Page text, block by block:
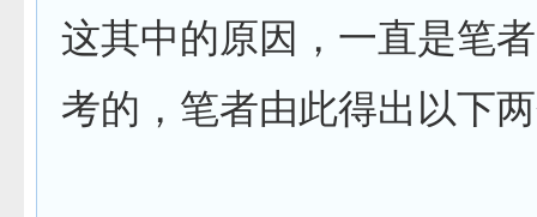
这其中的原因，一直是笔
考的，笔者由此得出以下